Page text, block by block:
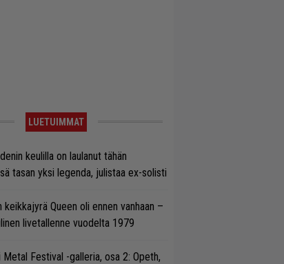
LUETUIMMAT
keulilla on laulanut tähän
tasan yksi legenda, julistaa ex-solisti
keikkajyrä Queen oli ennen vanhaan –
livetallenne vuodelta 1979
Metal Festival -galleria, osa 2: Opeth,